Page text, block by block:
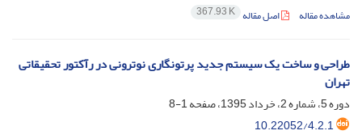
مشاهده مقاله اصل مقاله 367.93 K
طراحی و ساخت یک سیستم جدید پرتونگاری نوترونی در رآکتور تحقیقاتی
تهران
دوره 5، شماره 2، خرداد 1395، صفحه
1-8
10.22052/4.2.1